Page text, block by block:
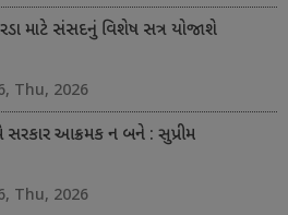
માટે સંસદનું વિશેષ સત્ર યોજાશે
Thu, 2026
સરકાર આક્રમક ન બને : સુપ્રીમ
Thu, 2026